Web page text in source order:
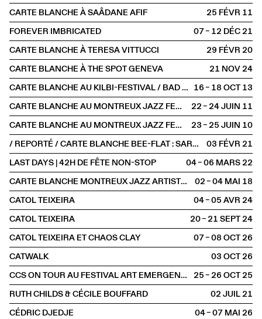
CARTE BLANCHE À SAÂDANE AFIF
25 FÉVR2011
FOREVER IMBRICATED
07 – 12 DÉC2021
CARTE BLANCHE À TERESA VITTUCCI
29 FÉVR2020
CARTE BLANCHE À THE SPOT GENEVA
21 NOV2024
CARTE BLANCHE AU KILBI-FESTIVAL / BAD BONN 16 – 18 OCT2013
CARTE BLANCHE AU MONTREUX JAZZ FESTIVAL
22 – 24 JUIN2011
CARTE BLANCHE AU MONTREUX JAZZ FESTIVAL
23 – 25 JUIN2010
/ REPORTÉ / CARTE BLANCHE BEE-FLAT : SARA OSWALD ET LAURE BETRIS
03 FÉVR2021
LAST DAYS | 42H DE FÊTE NON-STOP
04 – 06 MARS2022
CARTE BLANCHE MONTREUX JAZZ ARTISTS FOUNDATION
02 – 04 MAI2018
CATOL TEIXEIRA
04 – 05 AVR2024
CATOL TEIXEIRA
20 – 21 SEPT2024
CATOL TEIXEIRA ET CHAOS CLAY
07 – 08 OCT2026
CATWALK
03 OCT2026
CCS ON TOUR AU FESTIVAL ART EMERGENCE
25 – 26 OCT2025
RUTH CHILDS & CÉCILE BOUFFARD
02 JUIL2021
CÉDRIC DJEDJE
04 – 07 MAI2026